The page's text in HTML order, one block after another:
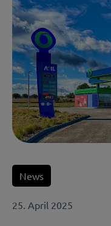
News
25. April 2025